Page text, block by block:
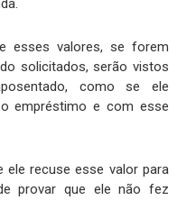
esses valores, se forem
solicitados, serão vistos
como se ele
empréstimo e com esse
ele recuse esse valor para
provar que ele não fez